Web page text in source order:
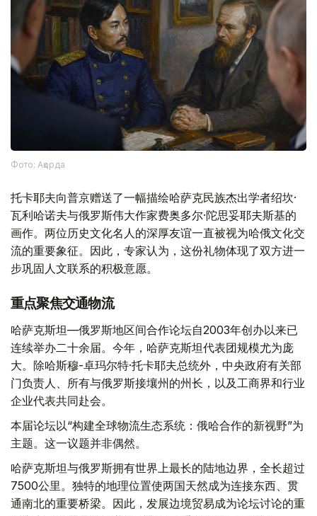
Фото: Ақорда
托卡耶夫向普京赠送了一幅描绘哈萨克民族杰出学者绍坎·
瓦利哈诺夫与俄罗斯伟大作家费奥多尔·陀思妥耶夫斯基的
画作。两位历史文化名人的深厚友谊一直被视为哈俄文化交
流的重要象征。因此，专家认为，这份礼物体现了双方进一
步巩固人文联系的积极意愿。
重点聚焦交通物流
哈萨克斯坦—俄罗斯地区间合作论坛自2003年创办以来已
连续举办二十余届。今年，哈萨克斯坦代表团规模尤为庞
大。除哈斯穆-卓玛尔特·托卡耶夫总统外，中央政府有关部
门负责人、所有与俄罗斯接壤州的州长，以及工商界和行业
企业代表共同赴会。
本届论坛以“构建全球物流生态系统：俄哈合作的新视野”为
主题。这一议题并非偶然。
哈萨克斯坦与俄罗斯拥有世界上最长的陆地边界，全长超过
7500公里。独特的地理位置使两国天然成为连接东西、贯
通南北的重要桥梁。因此，发展边境贸易成为论坛讨论的重